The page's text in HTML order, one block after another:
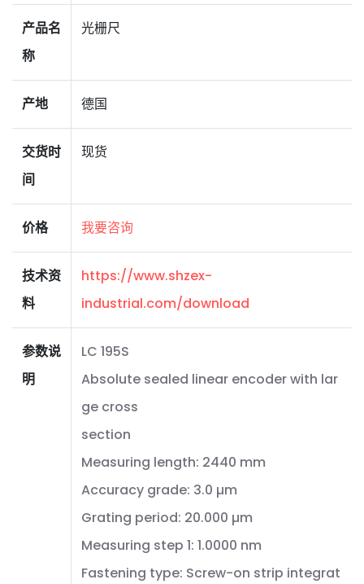
产品名
称
光栅尺
产地 德国
交货时
间
现货
价格 我要咨询
技术资
料
https://www.shzex-
industrial.com/download
参数说
明
LC 195S
Absolute sealed linear encoder with lar
ge cross
section
Measuring length: 2440 mm
Accuracy grade: 3.0 µm
Grating period: 20.000 µm
Measuring step 1: 1.0000 nm
Fastening type: Screw-on strip integrat